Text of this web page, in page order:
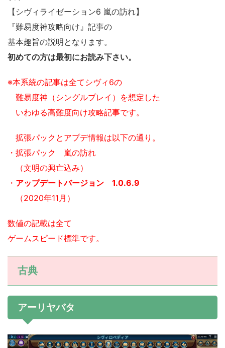
【シヴィライゼーション6 嵐の訪れ】
『難易度神攻略向け』記事の
基本趣旨の説明となります。
初めての方は最初にお読み下さい。
※本系統の記事は全てシヴィ6の
難易度神（シングルプレイ）を想定した
いわゆる高難度向け攻略記事です。
拡張パックとアプデ情報は以下の通り。
・拡張パック 嵐の訪れ
（文明の興亡込み）
・ アップデートバージョン 1.0.6.9
（2020年11月）
数値の記載は全て
ゲームスピード標準です。
古典
アーリヤバタ